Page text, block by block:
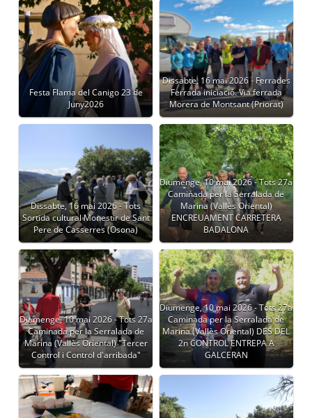
Festa Flama del Canigo 23 de
Juny2026
Dissabte, 16 mai 2026 - Ferrades
Ferrada iniciació. Via ferrada
Morera de Montsant (Priorat)
Dissabte, 16 mai 2026 - Tots
Sortida cultural Monestir de Sant
Pere de Casserres (Osona)
Diumenge, 10 mai 2026 - Tots 27a
Caminada per la Serralada de
Marina (Vallès Oriental)
ENCREUAMENT CARRETERA
BADALONA
Diumenge, 10 mai 2026 - Tots 27a
Caminada per la Serralada de
Marina (Vallès Oriental) "Tercer
Control i Control d'arribada"
Diumenge, 10 mai 2026 - Tots 27a
Caminada per la Serralada de
Marina (Vallès Oriental) DES DEL
2n CONTROL ENTREPA A
GALCERAN